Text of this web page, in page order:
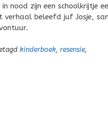
nood zijn een schoolkrijtje
beleefd juf Josje,
kinderboek, resensie,